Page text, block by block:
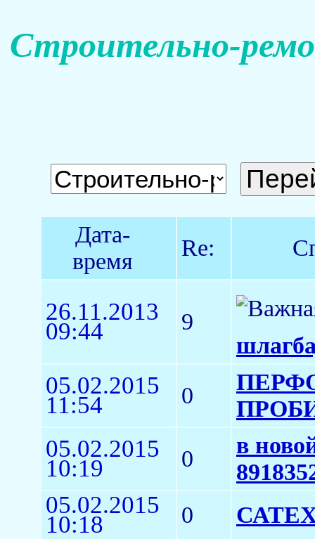
Строительно-
Дата-
время
Re:
26.11.2013
09:44
9
05.02.2015
11:54 0
05.02.2015
10:19 0
в
05.02.2015
10:18 0